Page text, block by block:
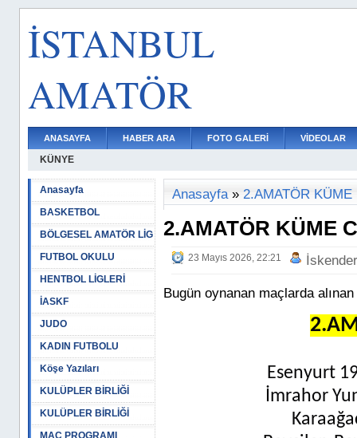
İSTANBUL
AMATÖR
ANASAYFA HABER ARA FOTO GALERİ VİDEOLAR
KÜNYE
Anasayfa
BASKETBOL
BÖLGESEL AMATÖR LİG
FUTBOL OKULU
HENTBOL LİGLERİ
İASKF
JUDO
KADIN FUTBOLU
Köşe Yazıları
KULÜPLER BİRLİĞİ
KULÜPLER BİRLİĞİ
MAÇ PROGRAMI
Anasayfa» 2.AMATÖR KÜME
2.AMATÖR KÜME
23 Mayıs 2026, 22:21
Bugün oynanan maçlarda
Esenyurt
İmrahor